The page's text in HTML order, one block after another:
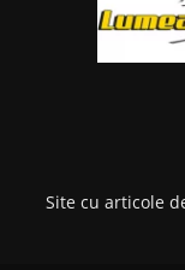
Site cu articole